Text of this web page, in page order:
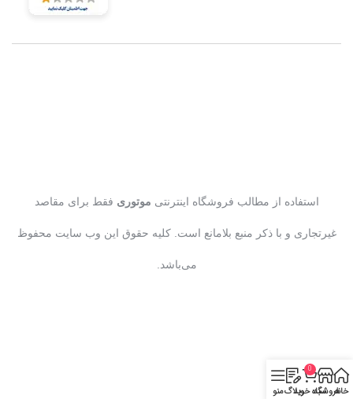
استفاده از مطالب فروشگاه اینترنتی موتوری فقط برای مقاصد
غیرتجاری و با ذکر منبع بلامانع است. کلیه حقوق این وب سایت محفوظ
می‌باشد.
خانهفروشگاه
0
سبد خریدوبلاگمنو